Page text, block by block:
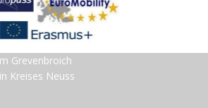
Grevenbroich
Kreises Neuss